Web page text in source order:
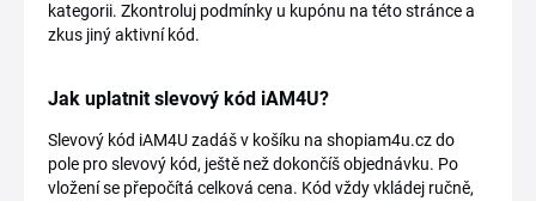
kategorii. Zkontroluj podmínky u kupónu na této stránce a
zkus jiný aktivní kód.
Jak uplatnit slevový kód iAM4U?
Slevový kód iAM4U zadáš v košíku na shopiam4u.cz do
pole pro slevový kód, ještě než dokončíš objednávku. Po
vložení se přepočítá celková cena. Kód vždy vkládej ručně,